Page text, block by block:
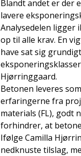
Blandt andet er der
lavere
Analysedelen ligger
op til alle krav. En
have sat sig
Hjørringgaard.
Betonen leveres
erfaringerne fra
materials (FL), godt
forhindrer, at
Ifølge Camilla
nedknuste tilslag,